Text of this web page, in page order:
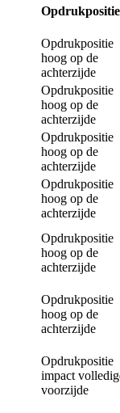
Opdrukpositie
Opdrukpositie
hoog op de
achterzijde
Opdrukpositie
hoog op de
achterzijde
Opdrukpositie
hoog op de
achterzijde
Opdrukpositie
hoog op de
achterzijde
Opdrukpositie
hoog op de
achterzijde
Opdrukpositie
hoog op de
achterzijde
Opdrukpositie
impact
voorzijde